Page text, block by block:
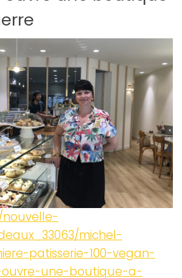
michel-
patisserie-100-vegan-
une-boutique-a-